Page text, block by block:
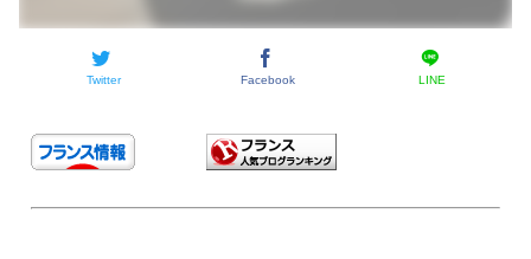
Twitter Facebook LINE